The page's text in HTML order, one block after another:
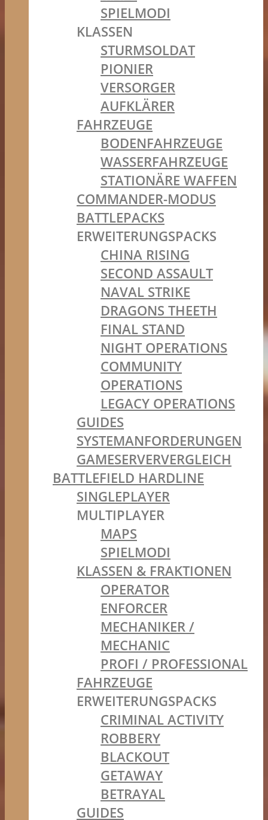
SPIELMODI
KLASSEN
STURMSOLDAT
PIONIER
VERSORGER
AUFKLÄRER
FAHRZEUGE
BODENFAHRZEUGE
WASSERFAHRZEUGE
STATIONÄRE WAFFEN
COMMANDER-MODUS
BATTLEPACKS
ERWEITERUNGSPACKS
CHINA RISING
SECOND ASSAULT
NAVAL STRIKE
DRAGONS THEETH
FINAL STAND
NIGHT OPERATIONS
COMMUNITY
OPERATIONS
LEGACY OPERATIONS
GUIDES
SYSTEMANFORDERUNGEN
GAMESERVERVERGLEICH
BATTLEFIELD HARDLINE
SINGLEPLAYER
MULTIPLAYER
MAPS
SPIELMODI
KLASSEN & FRAKTIONEN
OPERATOR
ENFORCER
MECHANIKER /
MECHANIC
PROFI / PROFESSIONAL
FAHRZEUGE
ERWEITERUNGSPACKS
CRIMINAL ACTIVITY
ROBBERY
BLACKOUT
GETAWAY
BETRAYAL
GUIDES